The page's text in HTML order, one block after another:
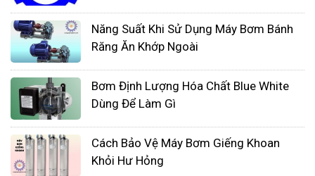
Nếu bạn đang tìm kiếm một đội ngũ bảo trì hay
đang muốn tìm mua sản phẩm máy bơm định
lượng thì hãy liên hệ với chúng tôi.Công ty TNHH
Thiết Bị Công Nghệ Nhất Tâm Phát được thành lập
bởi đội ngũ nhiều năm kinh nghiệm về cung cấp
Năng Suất Khi Sử Dụng Máy Bơm Bánh
Răng Ăn Khớp Ngoài
Bơm Định Lượng Hóa Chất Blue White
Dùng Để Làm Gì
Cách Bảo Vệ Máy Bơm Giếng Khoan
Khỏi Hư Hỏng